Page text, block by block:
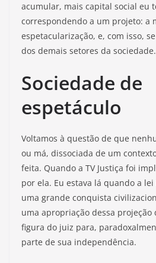
acumular, mais capital social eu
correspondendo a um projeto: a
espetacularização, e, com isso,
dos demais setores da sociedade.
Sociedade de
espetáculo
Voltamos à questão de que
ou má, dissociada de um
feita. Quando a TV Justiça foi
por ela. Eu estava lá quando a
uma grande conquista
uma apropriação dessa projeção
figura do juiz para,
parte de sua independência.